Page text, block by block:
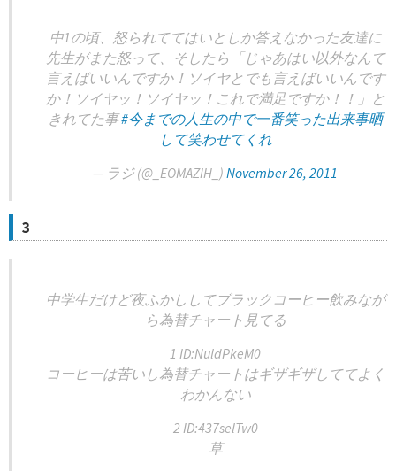
中1の頃、怒られててはいとしか答えなかった友達に
先生がまた怒って、そしたら「じゃあはい以外なんて
言えばいいんですか！ソイヤとでも言えばいいんです
か！ソイヤッ！ソイヤッ！これで満足ですか！！」と
きれてた事#今までの人生の中で一番笑った出来事晒
して笑わせてくれ
— ラジ (@_EOMAZIH_) November 26, 2011
3
中学生だけど夜ふかししてブラックコーヒー飲みなが
ら為替チャート見てる
1 ID:NuldPkeM0
コーヒーは苦いし為替チャートはギザギザしててよく
わかんない
2 ID:437selTw0
草